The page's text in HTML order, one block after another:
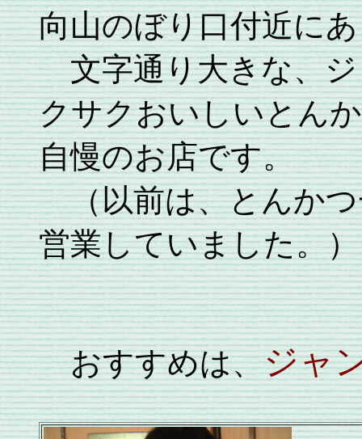
向山のぼり口付近に
文字通り大きな、ジ
クサクおいしいとん
自慢のお店です。
（以前は、とんかつ
営業していました。）
おすすめは、ジャ